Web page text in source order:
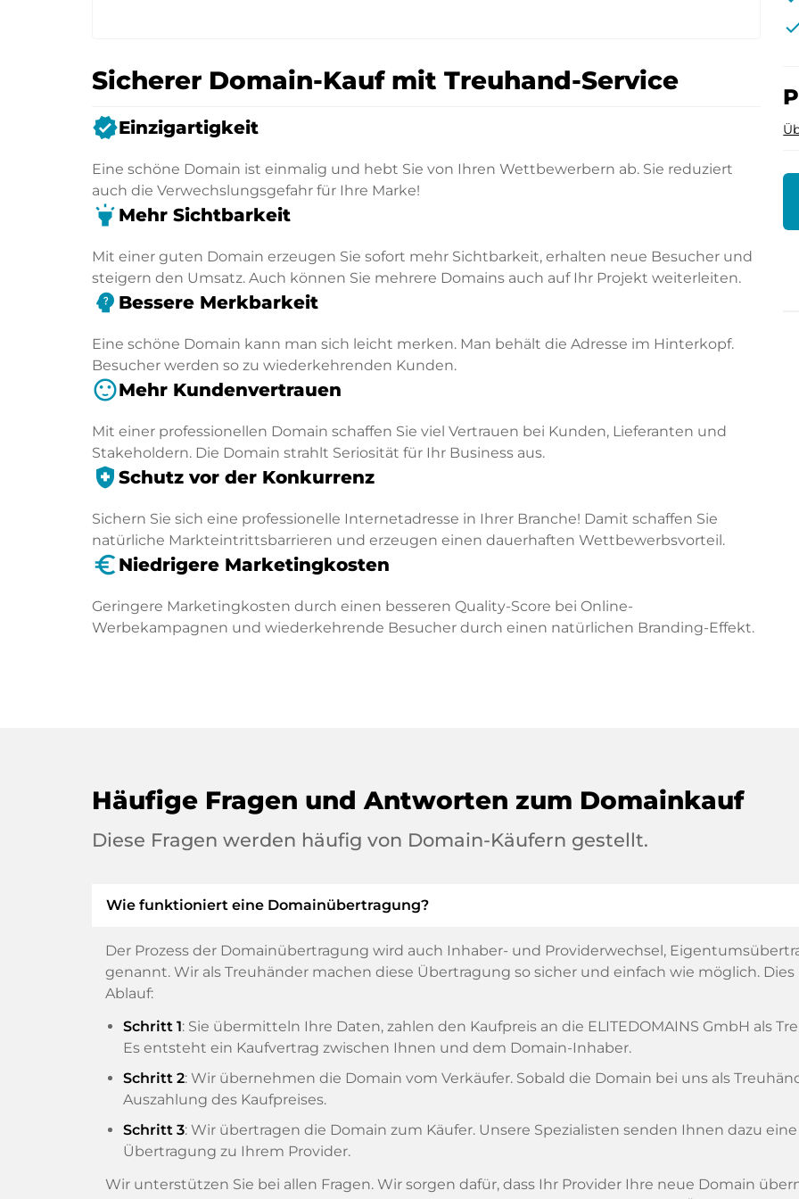
Sicherer Domain-Kauf mit Treuhand-Service
verifiedEinzigartigkeit
Eine schöne Domain ist einmalig und hebt Sie von Ihren Wettbewerbern ab. Sie reduziert
auch die Verwechslungsgefahr für Ihre Marke!
highlight Mehr Sichtbarkeit
Mit einer guten Domain erzeugen Sie sofort mehr Sichtbarkeit, erhalten neue Besucher und
steigern den Umsatz. Auch können Sie mehrere Domains auch auf Ihr Projekt weiterleiten.
psychology_alt Bessere Merkbarkeit
Eine schöne Domain kann man sich leicht merken. Man behält die Adresse im Hinterkopf.
Besucher werden so zu wiederkehrenden Kunden.
sentiment_satisfiedMehr Kundenvertrauen
Mit einer professionellen Domain schaffen Sie viel Vertrauen bei Kunden, Lieferanten und
Stakeholdern. Die Domain strahlt Seriosität für Ihr Business aus.
health_and_safety Schutz vor der Konkurrenz
Sichern Sie sich eine professionelle Internetadresse in Ihrer Branche! Damit schaffen Sie
natürliche Markteintrittsbarrieren und erzeugen einen dauerhaften Wettbewerbsvorteil.
euro_symbol Niedrigere Marketingkosten
Geringere Marketingkosten durch einen besseren Quality-Score bei Online-
Werbekampagnen und wiederkehrende Besucher durch einen natürlichen Branding-Effekt.
Häufige Fragen und Antworten zum Domainkauf
Diese Fragen werden häufig von Domain-Käufern gestellt.
Wie funktioniert eine Domainübertragung?
Der Prozess der Domainübertragung wird auch Inhaber- und Providerwechsel,
genannt. Wir als Treuhänder machen diese Übertragung so sicher und einfach wie möglich.
Ablauf:
Schritt 1: Sie übermitteln Ihre Daten, zahlen den Kaufpreis an die ELITEDOMAINS GmbH als
Es entsteht ein Kaufvertrag zwischen Ihnen und dem Domain-Inhaber.
Schritt 2: Wir übernehmen die Domain vom Verkäufer. Sobald die Domain bei uns als
Auszahlung des Kaufpreises.
Schritt 3: Wir übertragen die Domain zum Käufer. Unsere Spezialisten senden Ihnen dazu
Übertragung zu Ihrem Provider.
Wir unterstützen Sie bei allen Fragen. Wir sorgen dafür, dass Ihr Provider Ihre neue Domain